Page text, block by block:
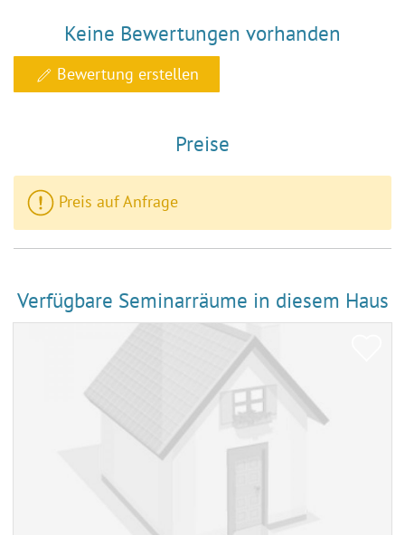
Keine Bewertungen vorhanden
Bewertung erstellen
Preise
Preis auf Anfrage
Verfügbare Seminarräume in diesem Haus